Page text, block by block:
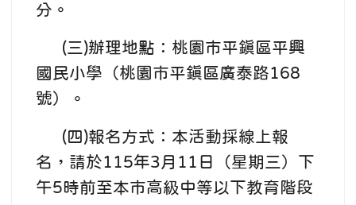
分。
(三)辦理地點：桃園市平鎮區平興
國民小學（桃園市平鎮區廣泰路168
號）。
(四)報名方式：本活動採線上報
名，請於115年3月11日（星期三）下
午5時前至本市高級中等以下教育階段